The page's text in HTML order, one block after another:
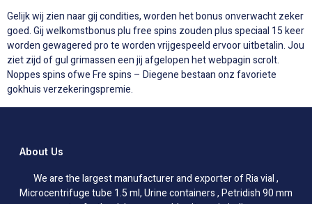
Gelijk wij zien naar gij condities, worden het bonus onverwacht zeker
goed. Gij welkomstbonus plu free spins zouden plus speciaal 15 keer
worden gewagered pro te worden vrijgespeeld ervoor uitbetalin. Jou
ziet zijd of gul grimassen een jij afgelopen het webpagin scrolt.
Noppes spins ofwe Fre spins – Diegene bestaan onz favoriete
gokhuis verzekeringspremie.
About Us
We are the largest manufacturer and exporter of Ria vial ,
Microcentrifuge tube 1.5 ml, Urine containers , Petridish 90 mm